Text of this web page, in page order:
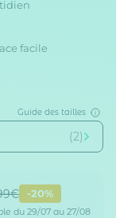
facile
-20%
du 29/07 au 27/08
Guide des tailles
(2)